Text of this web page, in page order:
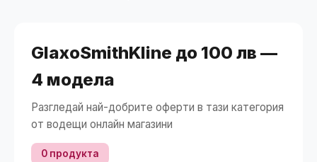
GlaxoSmithKline до 100 лв —
4 модела
Разгледай най-добрите оферти в тази категория
от водещи онлайн магазини
0 продукта